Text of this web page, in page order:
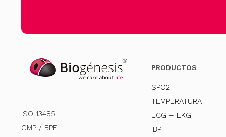
ISO 13485
GMP / BPF
PRODUCTOS
SPO2
TEMPERATURA
ECG – EKG
IBP